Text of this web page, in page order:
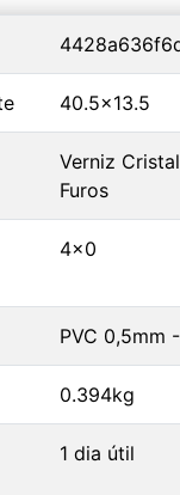
40.5x13.5
Verniz
Furos
4x0
PVC 0,5mm
0.394kg
1 dia útil